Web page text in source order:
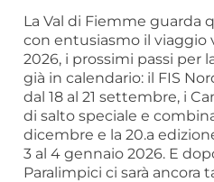
La Val di Fiemme guarda
con entusiasmo il viaggio
2026, i prossimi passi per
già in calendario: il FIS
dal 18 al 21 settembre, i
di salto speciale e
dicembre e la 20.a
3 al 4 gennaio 2026. E
Paralimpici ci sarà ancora